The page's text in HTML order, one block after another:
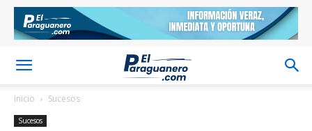
Inicio Sucesos
Sucesos